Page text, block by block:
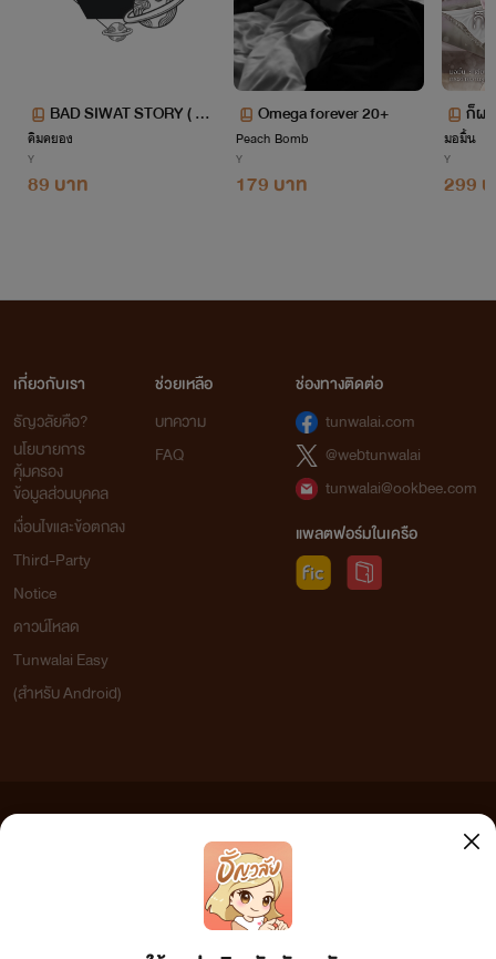
BAD SIWAT STORY ( ศิวั
ช x รัฐศาสตร์ )
คิมคยอง
Y
89 บาท
Omega forever 20+
Peach Bomb
Y
179 บาท
ก็ผ
oi ,
มอมิ้น
Y
299
เกี่ยวกับเรา
ธัญวลัยคือ?
นโยบายการ
คุ้มครอง
ข้อมูลส่วนบุคคล
เงื่อนไขและข้อตกลง
Third-Party
Notice
ดาวน์โหลด
Tunwalai Easy
(สำหรับ Android)
ช่วยเหลือ
บทความ
FAQ
ช่องทางติดต่อ
tunwalai.com
@webtunwalai
tunwalai@ookbee.com
แพลตฟอร์มในเครือ
เว็บไซต์แห่งนี้ไม่ได้เห็นด้วยและไม่ขอรับผิดชอบต่อข้อความใดๆ ทั้งสิ้น ดังนั้นผู้อ่านทุกท่านโปรดใช้
วิจารณญาณในการกลั่นกรองด้วยตนเอง และหากท่านพบข้อความใดๆ ที่ขัดต่อกฎหมายและศีลธรรม
กรุณาแจ้งมาที่ tunwalai@ookbee.com เพื่อทีมงานจะได้ดำเนินการในทันที ทั้งนี้ ทางเว็บไซต์ขอสงวน
ลิขสิทธิ์ตามพระราชบัญญัติลิขสิทธิ์ (ฉบับเพิ่มเติม) พ.ศ.2558